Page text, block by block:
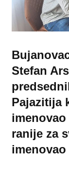
Stefan
Pajazitija
ranije za